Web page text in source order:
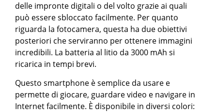
delle impronte digitali o del volto grazie ai quali
può essere sbloccato facilmente. Per quanto
riguarda la fotocamera, questa ha due obiettivi
posteriori che serviranno per ottenere immagini
incredibili. La batteria al litio da 3000 mAh si
ricarica in tempi brevi.
Questo smartphone è semplice da usare e
permette di giocare, guardare video e navigare in
Internet facilmente. È disponibile in diversi colori: